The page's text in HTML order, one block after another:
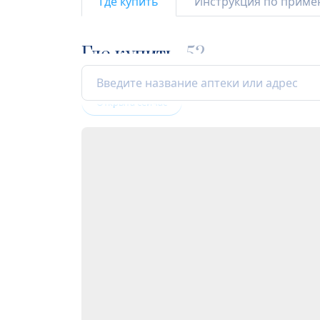
Где купить 52
Открыта сейчас